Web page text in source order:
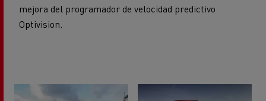
mejora del programador de velocidad predictivo
Optivision.